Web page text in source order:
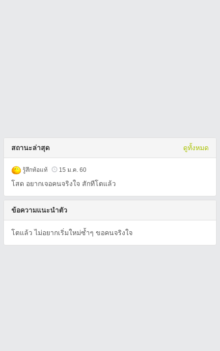
สถานะล่าสุด ดูทั้งหมด
รู้สึกท้อแท้ 15 ม.ค. 60
โสด อยากเจอคนจริงใจ สักทีโตแล้ว
ข้อความแนะนำตัว
โตแล้ว ไม่อยากเริ่มใหม่ซ้ำๆ ขอคนจริงใจ